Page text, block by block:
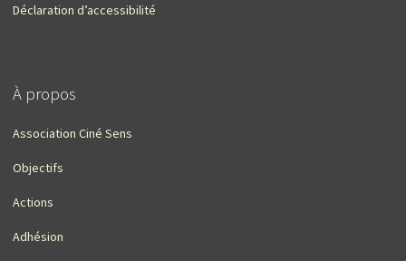
Déclaration d’accessibilité
À propos
Association Ciné Sens
Objectifs
Actions
Adhésion